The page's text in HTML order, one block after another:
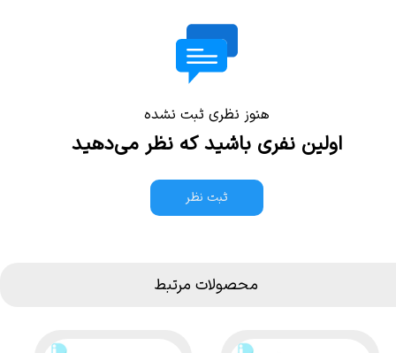
هنوز نظری ثبت نشده
اولین نفری باشید که نظر می‌دهید
ثبت نظر
محصولات مرتبط